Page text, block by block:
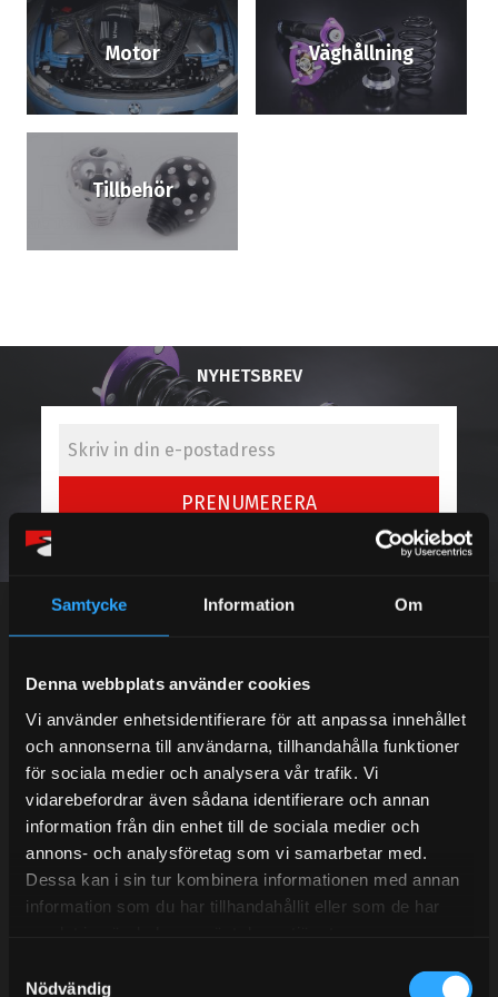
Samtycke Information Om
Denna webbplats använder cookies
Vi använder enhetsidentifierare för att anpassa innehållet
och annonserna till användarna, tillhandahålla funktioner
för sociala medier och analysera vår trafik. Vi
vidarebefordrar även sådana identifierare och annan
information från din enhet till de sociala medier och
annons- och analysföretag som vi samarbetar med.
Dessa kan i sin tur kombinera informationen med annan
information som du har tillhandahållit eller som de har
Nödvändig
Motor Väghållning
Tillbehör
NYHETSBREV
PRENUMERERA
Semestertider.
Under V.27 - V.33 nås vi enbart på mejl. Ordrar skickas
under sommaren men med viss fördröjning. 2/7 -9/7 är
det helt stängt.
Mån-Tors: 10:30-15:00
Lunchstängt 12:00-13:00